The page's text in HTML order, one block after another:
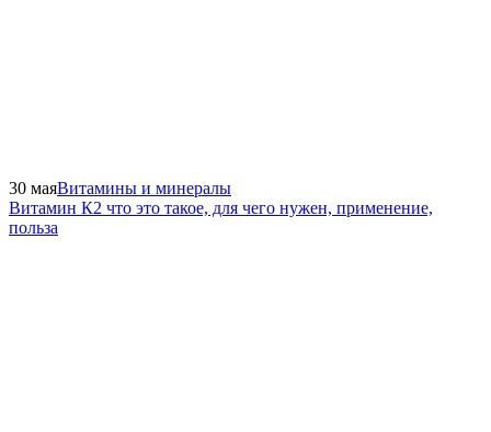
30 маяВитамины и минералы
Витамин К2 что это такое, для чего нужен, применение,
польза